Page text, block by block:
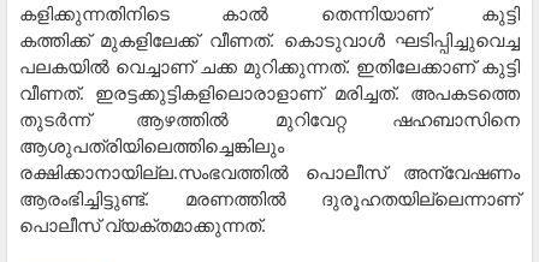
കളിക്കുന്നതിനിടെ കാൽ തെന്നിയാണ് കുട്ടി
കത്തിക്ക് മുകളിലേക്ക് വീണത്. കൊടുവാള്‍ ഘടിപ്പിച്ചുവെച്ച
പലകയിൽ വെച്ചാണ് ചക്ക മുറിക്കുന്നത്. ഇതിലേക്കാണ് കുട്ടി
വീണത്. ഇരട്ടക്കുട്ടികളിലൊരാളാണ് മരിച്ചത്. അപകടത്തെ
തുടര്‍ന്ന് ആഴത്തിൽ മുറിവേറ്റ ഷഹബാസിനെ
ആശുപത്രിയിലെത്തിച്ചെങ്കിലും
രക്ഷിക്കാനായില്ല.സംഭവത്തിൽ പൊലീസ് അന്വേഷണം
ആരംഭിച്ചിട്ടുണ്ട്. മരണത്തിൽ ദുരൂഹതയില്ലെന്നാണ്
പൊലീസ് വ്യക്തമാക്കുന്നത്.